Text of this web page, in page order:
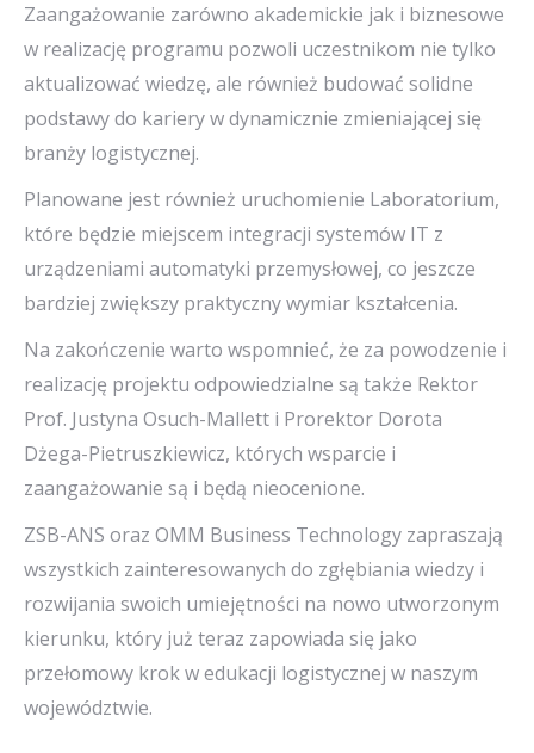
Zaangażowanie zarówno akademickie jak i biznesowe
w realizację programu pozwoli uczestnikom nie tylko
aktualizować wiedzę, ale również budować solidne
podstawy do kariery w dynamicznie zmieniającej się
branży logistycznej.
Planowane jest również uruchomienie Laboratorium,
które będzie miejscem integracji systemów IT z
urządzeniami automatyki przemysłowej, co jeszcze
bardziej zwiększy praktyczny wymiar kształcenia.
Na zakończenie warto wspomnieć, że za powodzenie i
realizację projektu odpowiedzialne są także Rektor
Prof. Justyna Osuch-Mallett i Prorektor Dorota
Dżega-Pietruszkiewicz, których wsparcie i
zaangażowanie są i będą nieocenione.
ZSB-ANS oraz OMM Business Technology zapraszają
wszystkich zainteresowanych do zgłębiania wiedzy i
rozwijania swoich umiejętności na nowo utworzonym
kierunku, który już teraz zapowiada się jako
przełomowy krok w edukacji logistycznej w naszym
województwie.